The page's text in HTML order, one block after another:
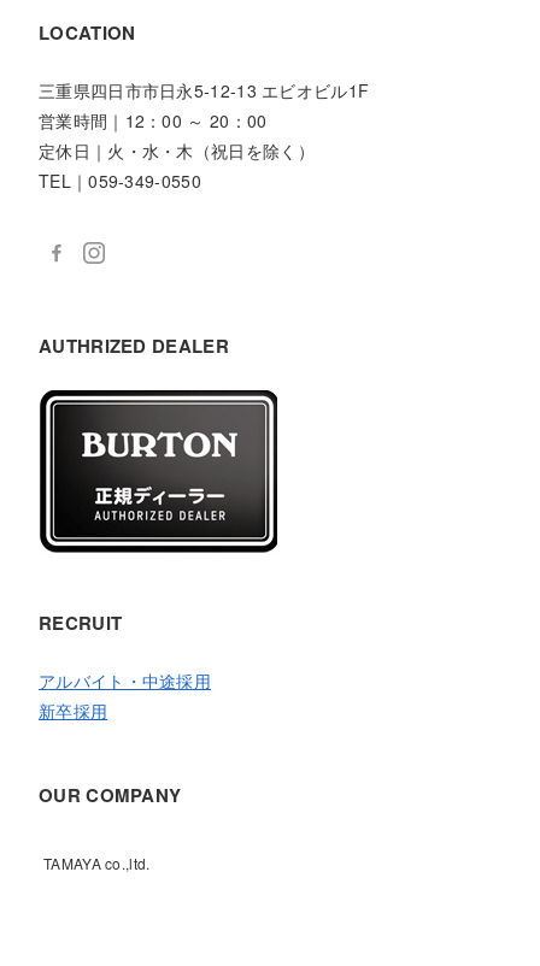
LOCATION
三重県四日市市日永5-12-13 エビオビル1F
営業時間｜12：00 ～ 20：00
定休日｜火・水・木（祝日を除く）
TEL｜059-349-0550
AUTHRIZED DEALER
RECRUIT
アルバイト・中途採用
新卒採用
OUR COMPANY
TAMAYA co.,ltd.